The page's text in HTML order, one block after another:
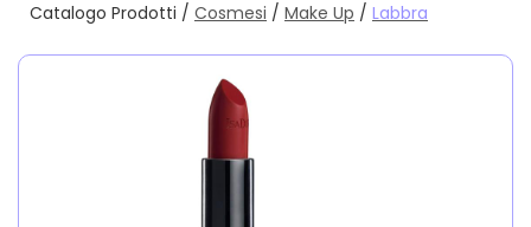
Catalogo Prodotti / Cosmesi / Make Up / Labbra